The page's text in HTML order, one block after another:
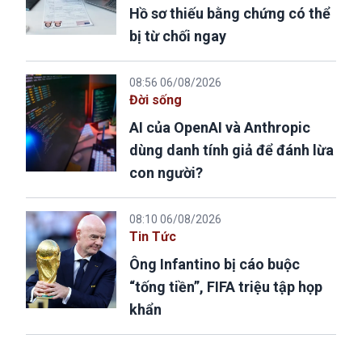
Hồ sơ thiếu bằng chứng có thể
bị từ chối ngay
08:56 06/08/2026
Đời sống
AI của OpenAI và Anthropic
dùng danh tính giả để đánh lừa
con người?
08:10 06/08/2026
Tin Tức
Ông Infantino bị cáo buộc
“tống tiền”, FIFA triệu tập họp
khẩn